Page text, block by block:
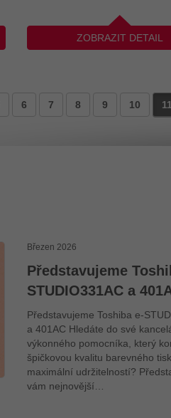
ZOBRAZIT DETAIL
6 7 8 9 10 11
Březen 2026
Představujeme
STUDIO331AC a
Představujeme Toshiba e-
a 401AC Hledáte do své
výkonného pomocníka, který
špičkovou kvalitu barevného
maximální udržitelností?
vám nejnovější…